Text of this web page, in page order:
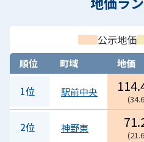
公示地価
順位 町域 地価
1位 駅前中央
(34.6
2位 神野東
(21.6